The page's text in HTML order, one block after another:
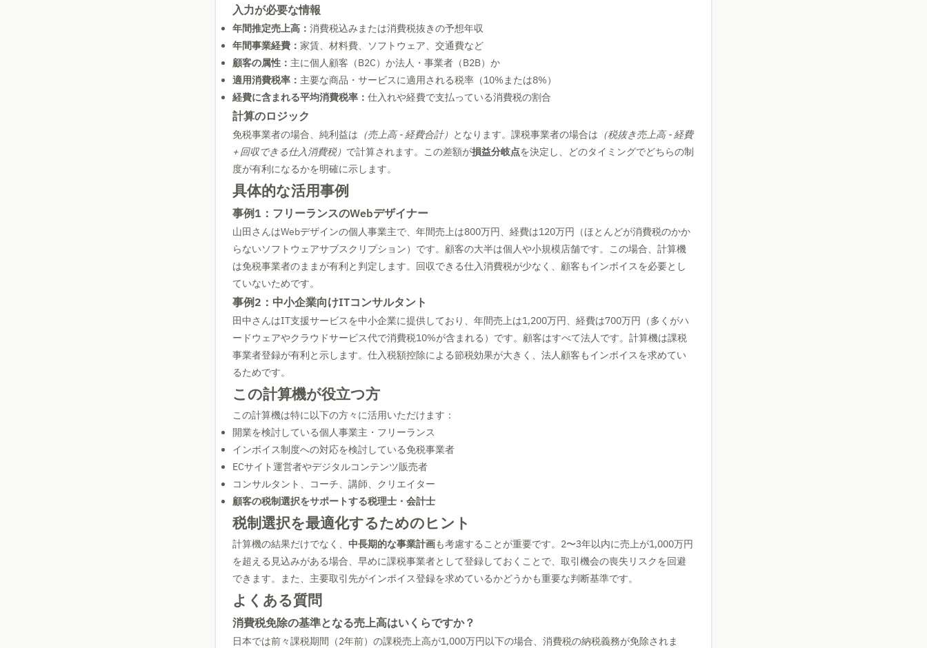
入力が必要な情報
年間推定売上高： 消費税込みまたは消費税抜きの予想年収
年間事業経費： 家賃、材料費、ソフトウェア、交通費など
顧客の属性： 主に個人顧客（B2C）か法人・事業者（B2B）か
適用消費税率： 主要な商品・サービスに適用される税率（10%または8%）
経費に含まれる平均消費税率： 仕入れや経費で支払っている消費税の割合
計算のロジック
免税事業者の場合、純利益は （売上高 - 経費合計） となります。課税事業者の場合は （税抜き売上高 - 経費
+ 回収できる仕入消費税） で計算されます。この差額が損益分岐点を決定し、どのタイミングでどちらの制
度が有利になるかを明確に示します。
具体的な活用事例
事例1：フリーランスのWebデザイナー
山田さんはWebデザインの個人事業主で、年間売上は800万円、経費は120万円（ほとんどが消費税のかか
らないソフトウェアサブスクリプション）です。顧客の大半は個人や小規模店舗です。この場合、計算機
は免税事業者のままが有利と判定します。回収できる仕入消費税が少なく、顧客もインボイスを必要とし
ていないためです。
事例2：中小企業向けITコンサルタント
田中さんはIT支援サービスを中小企業に提供しており、年間売上は1,200万円、経費は700万円（多くがハ
ードウェアやクラウドサービス代で消費税10%が含まれる）です。顧客はすべて法人です。計算機は課税
事業者登録が有利と示します。仕入税額控除による節税効果が大きく、法人顧客もインボイスを求めてい
るためです。
この計算機が役立つ方
この計算機は特に以下の方々に活用いただけます：
開業を検討している個人事業主・フリーランス
インボイス制度への対応を検討している免税事業者
ECサイト運営者やデジタルコンテンツ販売者
コンサルタント、コーチ、講師、クリエイター
顧客の税制選択をサポートする税理士・会計士
税制選択を最適化するためのヒント
計算機の結果だけでなく、 中長期的な事業計画も考慮することが重要です。2〜3年以内に売上が1,000万円
を超える見込みがある場合、早めに課税事業者として登録しておくことで、取引機会の喪失リスクを回避
できます。また、主要取引先がインボイス登録を求めているかどうかも重要な判断基準です。
よくある質問
消費税免除の基準となる売上高はいくらですか？
日本では前々課税期間（2年前）の課税売上高が1,000万円以下の場合、消費税の納税義務が免除されま